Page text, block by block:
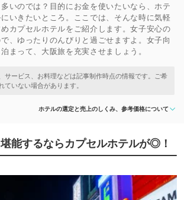
いのでは？目的にお金を使いたいなら、ホテ
いきたいところ。ここでは、そんな時に気軽
カプセルホテルをご紹介します。女子安心の
、ゆったりのんびりと過ごせますよ。女子向
まって、大阪旅を充実させましょう。
ホテルの選定と売上のしくみ、参考価格について
堪能するならカプセルホテルが◎！